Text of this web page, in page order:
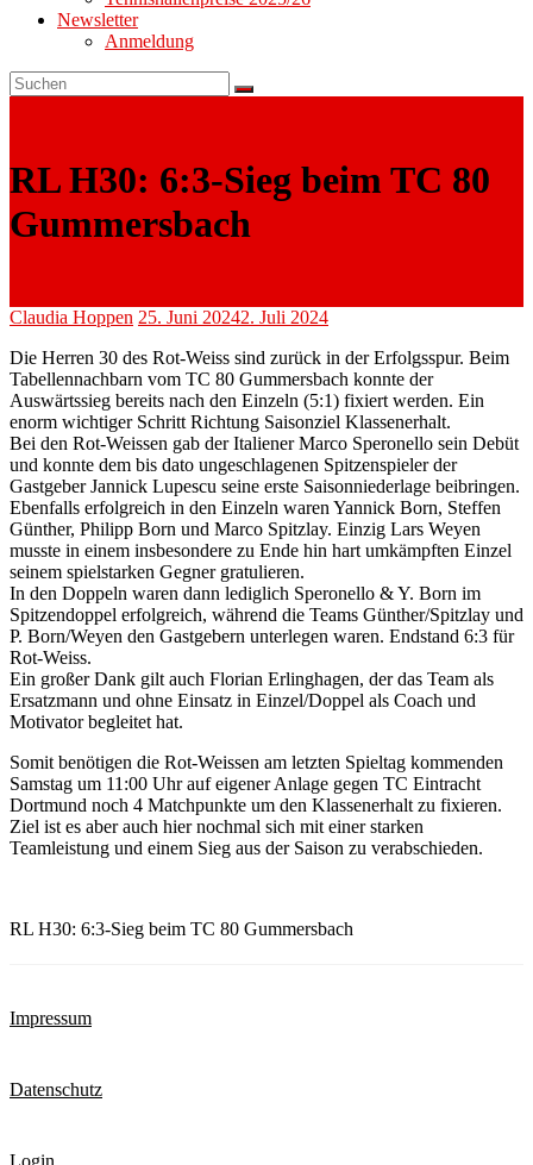
Newsletter
Anmeldung
RL H30: 6:3-Sieg beim TC 80
Gummersbach
Claudia Hoppen 25. Juni 20242. Juli 2024
Die Herren 30 des Rot-Weiss sind zurück in der Erfolgsspur. Beim
Tabellennachbarn vom TC 80 Gummersbach konnte der
Auswärtssieg bereits nach den Einzeln (5:1) fixiert werden. Ein
enorm wichtiger Schritt Richtung Saisonziel Klassenerhalt.
Bei den Rot-Weissen gab der Italiener Marco Speronello sein Debüt
und konnte dem bis dato ungeschlagenen Spitzenspieler der
Gastgeber Jannick Lupescu seine erste Saisonniederlage beibringen.
Ebenfalls erfolgreich in den Einzeln waren Yannick Born, Steffen
Günther, Philipp Born und Marco Spitzlay. Einzig Lars Weyen
musste in einem insbesondere zu Ende hin hart umkämpften Einzel
seinem spielstarken Gegner gratulieren.
In den Doppeln waren dann lediglich Speronello & Y. Born im
Spitzendoppel erfolgreich, während die Teams Günther/Spitzlay und
P. Born/Weyen den Gastgebern unterlegen waren. Endstand 6:3 für
Rot-Weiss.
Ein großer Dank gilt auch Florian Erlinghagen, der das Team als
Ersatzmann und ohne Einsatz in Einzel/Doppel als Coach und
Motivator begleitet hat.
Somit benötigen die Rot-Weissen am letzten Spieltag kommenden
Samstag um 11:00 Uhr auf eigener Anlage gegen TC Eintracht
Dortmund noch 4 Matchpunkte um den Klassenerhalt zu fixieren.
Ziel ist es aber auch hier nochmal sich mit einer starken
Teamleistung und einem Sieg aus der Saison zu verabschieden.
RL H30: 6:3-Sieg beim TC 80 Gummersbach
Impressum
Datenschutz